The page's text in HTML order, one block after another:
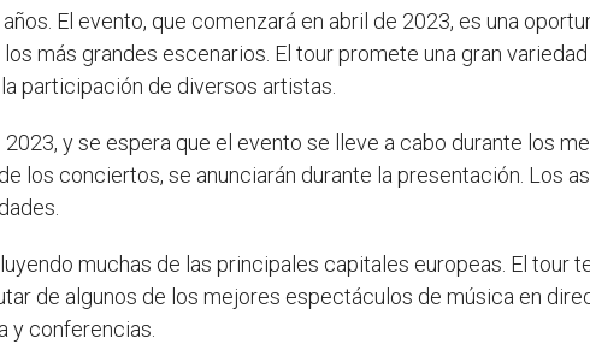
El evento, que comenzará en abril de 2023, es una
más grandes escenarios. El tour promete una gran
participación de diversos artistas.
y se espera que el evento se lleve a cabo durante los
los conciertos, se anunciarán durante la presentación. Los
muchas de las principales capitales europeas. El tour
de algunos de los mejores espectáculos de música en
y conferencias.